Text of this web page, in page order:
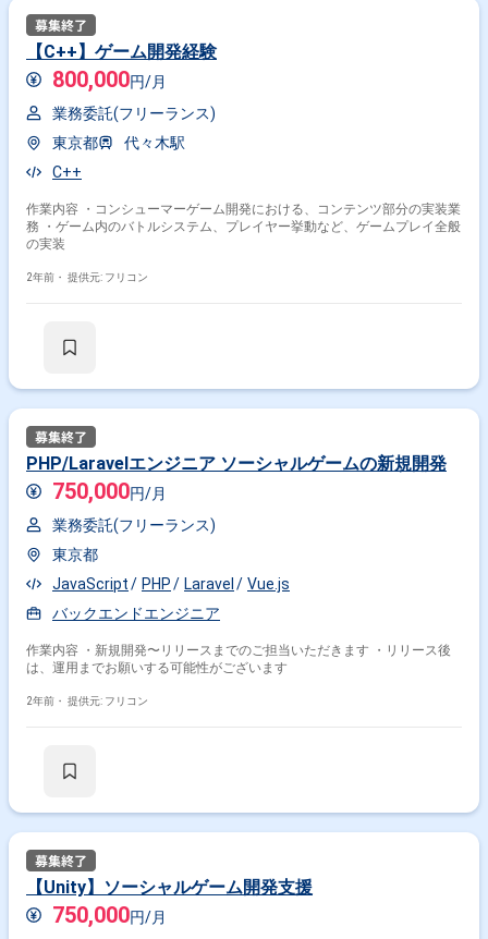
【C++】ゲーム開発経験
800,000円/月
業務委託(フリーランス)
東京都
代々木駅
C++
作業内容 ・コンシューマーゲーム開発における、コンテンツ部分の実装業
務 ・ゲーム内のバトルシステム、プレイヤー挙動など、ゲームプレイ全般
の実装
2年前・ 提供元: フリコン
PHP/Laravelエンジニア ソーシャルゲームの新規開発
750,000円/月
業務委託(フリーランス)
東京都
JavaScript
PHP Laravel
Vue.js
バックエンドエンジニア
作業内容 ・新規開発〜リリースまでのご担当いただきます ・リリース後
は、運用までお願いする可能性がございます
2年前・ 提供元: フリコン
【Unity】ソーシャルゲーム開発支援
750,000円/月